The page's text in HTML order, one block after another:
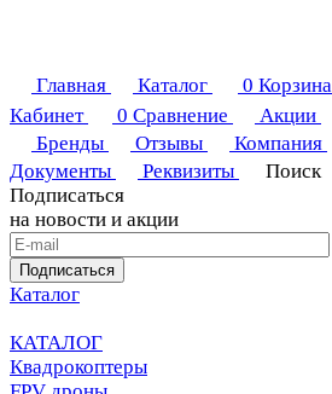
Главная Каталог 0 Корзина
Кабинет
0 Сравнение Акции
Бренды
Отзывы Компания
Документы
Реквизиты Поиск
Подписаться
на новости и акции
Подписаться
Каталог
КАТАЛОГ
Квадрокоптеры